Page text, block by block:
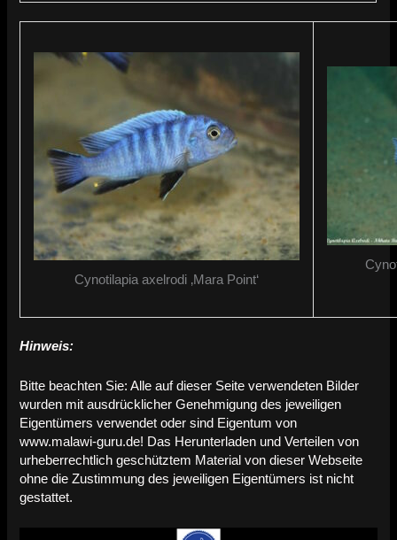
Cynotilapia axelrodi ‚Mara Point‘
Hinweis:
Bitte beachten Sie: Alle auf dieser Seite verwendeten Bilder
wurden mit ausdrücklicher Genehmigung des jeweiligen
Eigentümers verwendet oder sind Eigentum von
www.malawi-guru.de! Das Herunterladen und Verteilen von
urheberrechtlich geschütztem Material von dieser Webseite
ohne die Zustimmung des jeweiligen Eigentümers ist nicht
gestattet.